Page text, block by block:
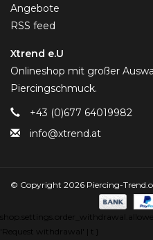
Angebote
RSS feed
Xtrend e.U
Onlineshop mit großer
Piercingschmuck.
+43 (0)677 64019982
info@xtrend.at
© Copyright 2026 Piercing-
'Request withdrawal' | t }